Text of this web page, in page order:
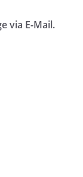
via E-Mail.